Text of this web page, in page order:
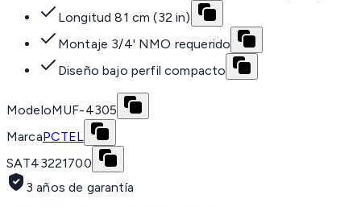
Longitud 81 cm (32 in)
Montaje 3/4' NMO requerido
Diseño bajo perfil compacto
ModeloMUF-4305
MarcaPCTEL
SAT43221700
3 años de garantía